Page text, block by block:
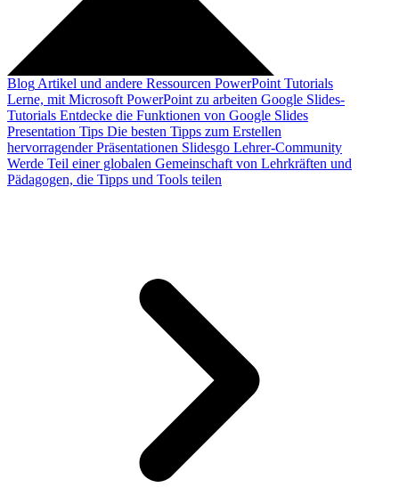
Blog Artikel und andere Ressourcen PowerPoint Tutorials
Lerne, mit Microsoft PowerPoint zu arbeiten Google Slides-
Tutorials Entdecke die Funktionen von Google Slides
Presentation Tips Die besten Tipps zum Erstellen
hervorragender Präsentationen Slidesgo Lehrer-Community
Werde Teil einer globalen Gemeinschaft von Lehrkräften und
Pädagogen, die Tipps und Tools teilen